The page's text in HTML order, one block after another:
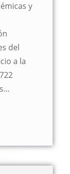
y
del
a la